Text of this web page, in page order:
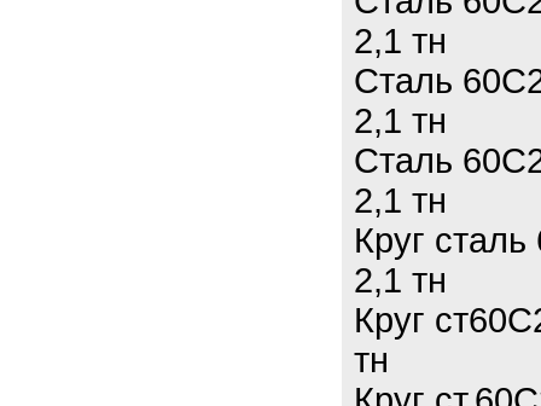
2,1 тн
Сталь
2,1 тн
Сталь
2,1 тн
Круг
2,1 тн
Круг
тн